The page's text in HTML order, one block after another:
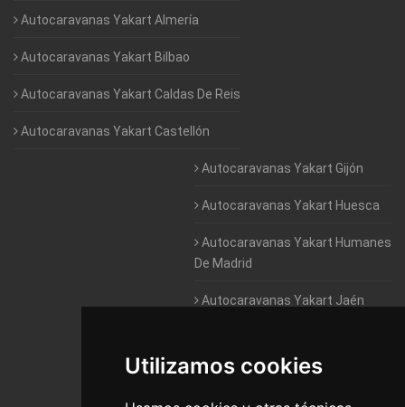
Utilizamos cookies
Autocaravanas Yakart Almería
Autocaravanas Yakart Bilbao
Autocaravanas Yakart Caldas De Reis
Autocaravanas Yakart Castellón
Autocaravanas Yakart Gijón
Autocaravanas Yakart Huesca
Autocaravanas Yakart Humanes
De Madrid
Autocaravanas Yakart Jaén
Autocaravanas Yakart Valencia